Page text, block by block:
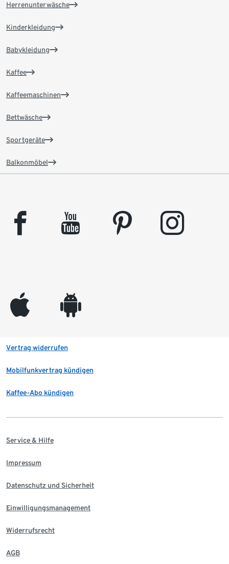
Herrenunterwäsche
Kinderkleidung
Babykleidung
Kaffee
Kaffeemaschinen
Bettwäsche
Sportgeräte
Balkonmöbel
facebook youtube pinterest instagram
appleinc android
Vertrag widerrufen
Mobilfunkvertrag kündigen
Kaffee-Abo kündigen
Service & Hilfe
Impressum
Datenschutz und Sicherheit
Einwilligungsmanagement
Widerrufsrecht
AGB